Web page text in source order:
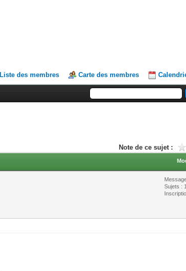
Liste des membres Carte des membres
Note de ce sujet :
Sujets : 1